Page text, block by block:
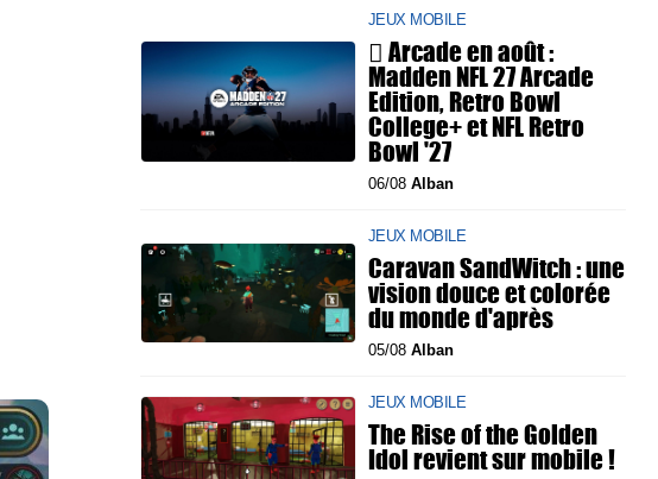
JEUX MOBILE
 Arcade en août :
Madden NFL 27 Arcade
Edition, Retro Bowl
College+ et NFL Retro
Bowl '27
06/08 Alban
JEUX MOBILE
Caravan SandWitch : une
vision douce et colorée
du monde d'après
05/08 Alban
JEUX MOBILE
The Rise of the Golden
Idol revient sur mobile !